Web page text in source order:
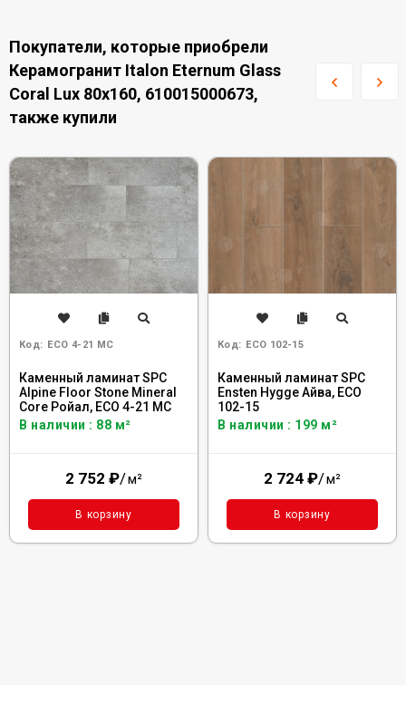
Покупатели, которые приобрели
Керамогранит Italon Eternum Glass
Coral Lux 80x160, 610015000673,
также купили
Код: ECO 4-21 MC
Каменный ламинат SPC
Alpine Floor Stone Mineral
Core Ройал, ЕСО 4-21 MC
В наличии : 88 м²
2 752 ₽/м²
В корзину
Код: ECO 102-15
Каменный ламинат SPC
Ensten Hygge Айва, ECO
102-15
В наличии : 199 м²
2 724 ₽/м²
В корзину